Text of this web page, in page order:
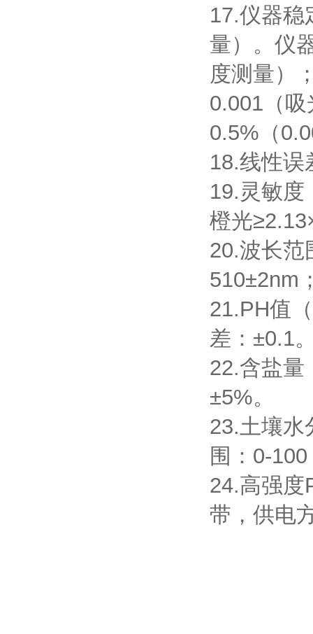
17.仪器稳
量）。仪
度测量）
0.001（
0.5%（
18.线性误
19.灵敏度
橙光
20.波长范
510±2nm
21.PH值
差：±0.1
22.含盐量
±5%。
23.土壤水
围：0-
24.高强度
带，供电